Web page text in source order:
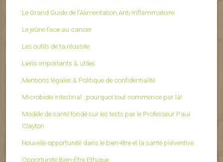
Le Grand Guide de l’Alimentation Anti-Inflammatoire
Le jeûne face au cancer
Les outils de ta réussite
Liens importants & utiles
Mentions légales & Politique de confidentialité
Microbiote intestinal : pourquoi tout commence par là!
Modèle de santé fondé sur les tests par le Professeur Paul
Clayton
Nouvelle opportunité dans le bien-être et la santé préventive
Opportunité Bien-Être Ethique